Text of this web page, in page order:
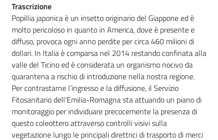
Newsletter
Seguici
su
Trascrizione
Popillia japonica è un insetto originario del Giappone ed è
molto pericoloso in quanto in America, dove è presente e
diffuso, provoca ogni anno perdite per circa 460 milioni di
dollari. In Italia è comparsa nel 2014 restando confinata alla
valle del Ticino ed è considerata un organismo nocivo da
quarantena a rischio di introduzione nella nostra regione.
Per contrastarne l’ingresso e la diffusione, il Servizio
Fitosanitario dell’Emilia-Romagna sta attuando un piano di
monitoraggio per individuare precocemente la presenza di
questo coleottero attraverso controlli visivi sulla
vegetazione lungo le principali direttrici di trasporto di merci